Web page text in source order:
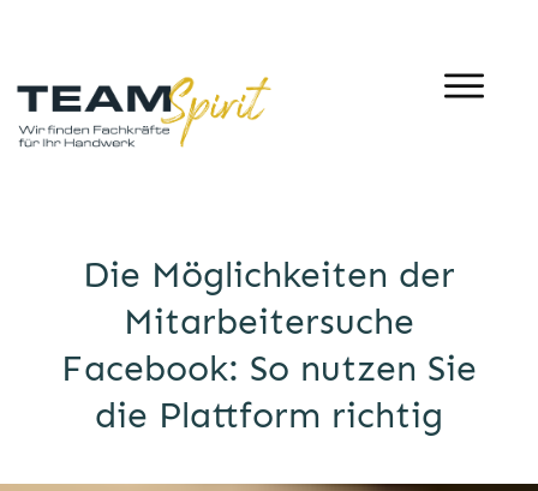
Die Möglichkeiten der
Mitarbeitersuche
Facebook: So nutzen Sie
die Plattform richtig